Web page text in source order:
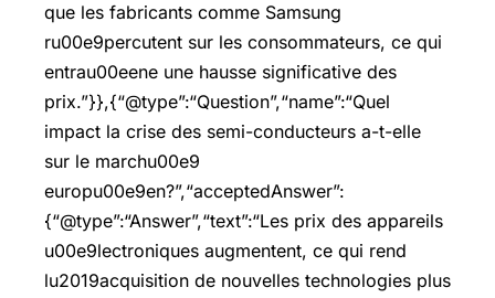
que les fabricants comme Samsung
ru00e9percutent sur les consommateurs, ce qui
entrau00eene une hausse significative des
prix.”}},{“@type”:“Question”,“name”:“Quel
impact la crise des semi-conducteurs a-t-elle
sur le marchu00e9
europu00e9en?”,“acceptedAnswer”:
{“@type”:“Answer”,“text”:“Les prix des appareils
u00e9lectroniques augmentent, ce qui rend
lu2019acquisition de nouvelles technologies plus